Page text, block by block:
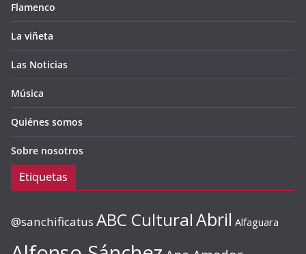
Flamenco
La viñeta
Las Noticias
Música
Quiénes somos
Sobre nosotros
Etiquetas
@sanchificatus ABC CulturalAbril Alfaguara